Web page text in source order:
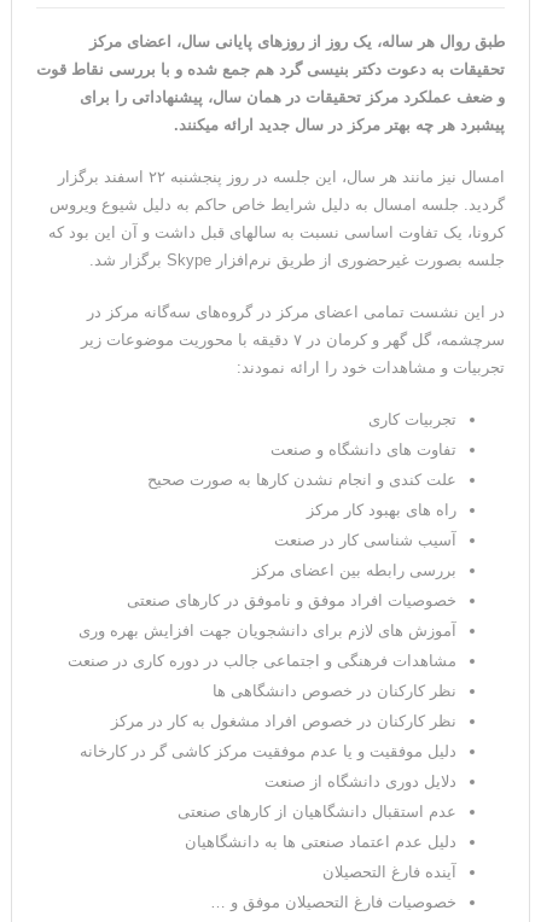
طبق روال هر ساله، یک روز از روزهای پایانی سال، اعضای مرکز
تحقیقات به دعوت دکتر بنیسی گرد هم جمع شده و با بررسی نقاط قوت
و ضعف عملکرد مرکز تحقیقات در همان سال، پیشنهاداتی را برای
پیشبرد هر چه بهتر مرکز در سال جدید ارائه میکنند.
امسال نیز مانند هر سال، این جلسه در روز پنجشنبه ۲۲ اسفند برگزار
گردید. جلسه امسال به دلیل شرایط خاص حاکم به دلیل شیوع ویروس
کرونا، یک تفاوت اساسی نسبت به سالهای قبل داشت و آن این بود که
جلسه بصورت غیرحضوری از طریق نرم‌افزار Skype برگزار شد.
در این نشست تمامی اعضای مرکز در گروه‌های سه‌گانه مرکز در
سرچشمه، گل گهر و کرمان در ۷ دقیقه با محوریت موضوعات زیر
تجربیات و مشاهدات خود را ارائه نمودند:
تجربیات کاری
تفاوت های دانشگاه و صنعت
علت کندی و انجام نشدن کارها به صورت صحیح
راه های بهبود کار مرکز
آسیب شناسی کار در صنعت
بررسی رابطه بین اعضای مرکز
خصوصیات افراد موفق و ناموفق در کارهای صنعتی
آموزش های لازم برای دانشجویان جهت افزایش بهره وری
مشاهدات فرهنگی و اجتماعی جالب در دوره کاری در صنعت
نظر کارکنان در خصوص دانشگاهی ها
نظر کارکنان در خصوص افراد مشغول به کار در مرکز
دلیل موفقیت و یا عدم موفقیت مرکز کاشی گر در کارخانه
دلایل دوری دانشگاه از صنعت
عدم استقبال دانشگاهیان از کارهای صنعتی
دلیل عدم اعتماد صنعتی ها به دانشگاهیان
آینده فارغ التحصیلان
خصوصیات فارغ التحصیلان موفق و …